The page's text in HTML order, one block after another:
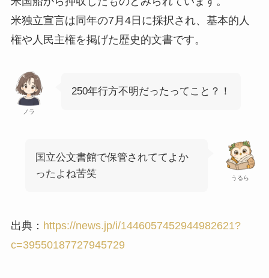
米独立宣言は同年の7月4日に採択され、基本的人
権や人民主権を掲げた歴史的文書です。
ノラ
250年行方不明だったってこと？！
うるら
国立公文書館で保管されててよか
ったよね苦笑
出典： https://news.jp/i/1446057452944982621?
c=39550187727945729